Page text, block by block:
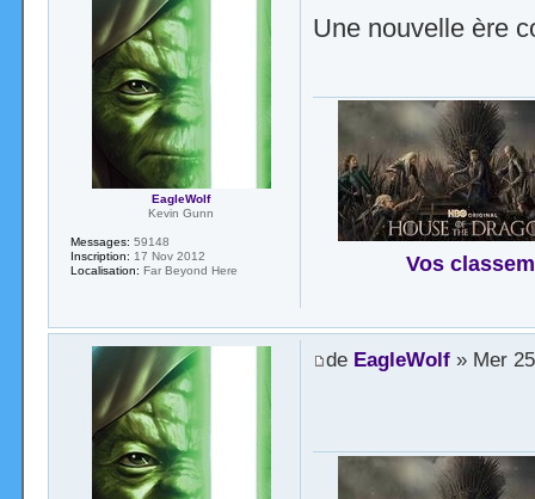
Une nouvelle ère
Vos
EagleWolf
Kevin Gunn
Messages: 59148
Inscription: 17 Nov 2012
Localisation: Far Beyond Here
de EagleWolf» Mer